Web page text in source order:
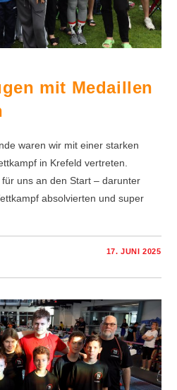
mit Medaillen
waren wir mit einer starken
in Krefeld vertreten.
uns an den Start – darunter
absolvierten und super
17. JUNI 2025